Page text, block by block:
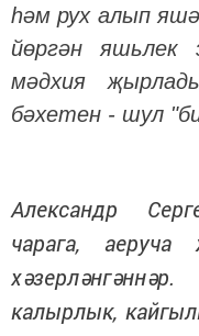
һәм рух алып
йөргән яшьлек
мәдхия
бәхетен - шул
Александр
чарага,
калырлык,